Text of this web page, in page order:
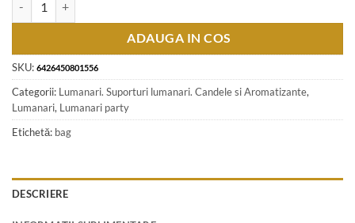
ADAUGA IN COS
SKU: 6426450801556
Categorii: Lumanari. Suporturi lumanari. Candele si Aromatizante,
Lumanari, Lumanari party
Etichetă: bag
DESCRIERE